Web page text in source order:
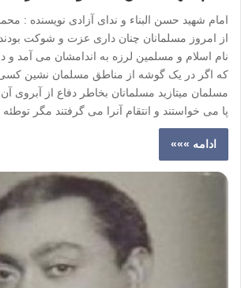
امام شهید حسن البناء و ندای آزادی نویسنده :
از امروز مسلمانان چنان داری عزت و شوکت
نام اسلام و مسلمین لرزه به اندامشان می آمد و
که اگر در یک گوشه از مناطق مسلمان نشین
مسلمان میتازید مسلمانان بخاطر دفاع از آبروی
پا می خواستند و انتقام آنرا می گرفتند مگر
ادامه »»»